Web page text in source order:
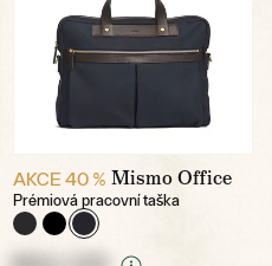
AKCE 40 % Mismo Office
Prémiová pracovní taška